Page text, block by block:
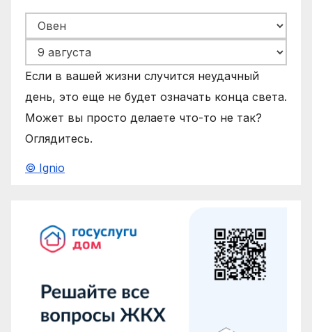
Если в вашей жизни случится неудачный
день, это еще не будет означать конца света.
Может вы просто делаете что-то не так?
Оглядитесь.
© Ignio